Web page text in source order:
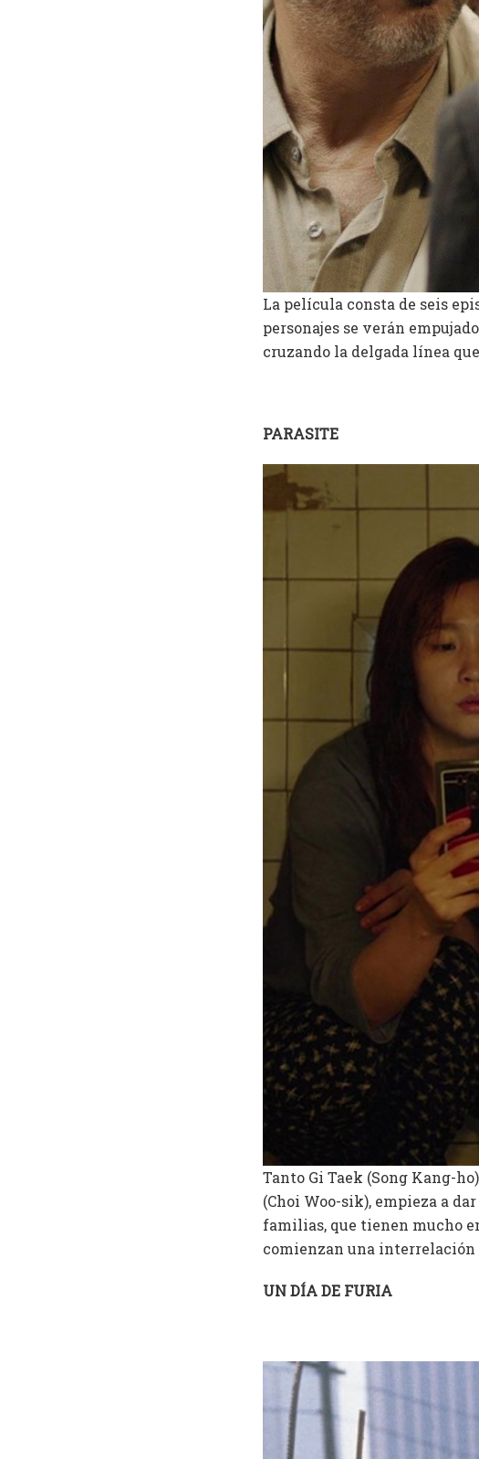
La película consta de seis
personajes se verán
cruzando la delgada línea
PARASITE
Tanto Gi Taek (Song Kang-
(Choi Woo-sik), empieza a
familias, que tienen mucho
comienzan una
UN DÍA DE FURIA